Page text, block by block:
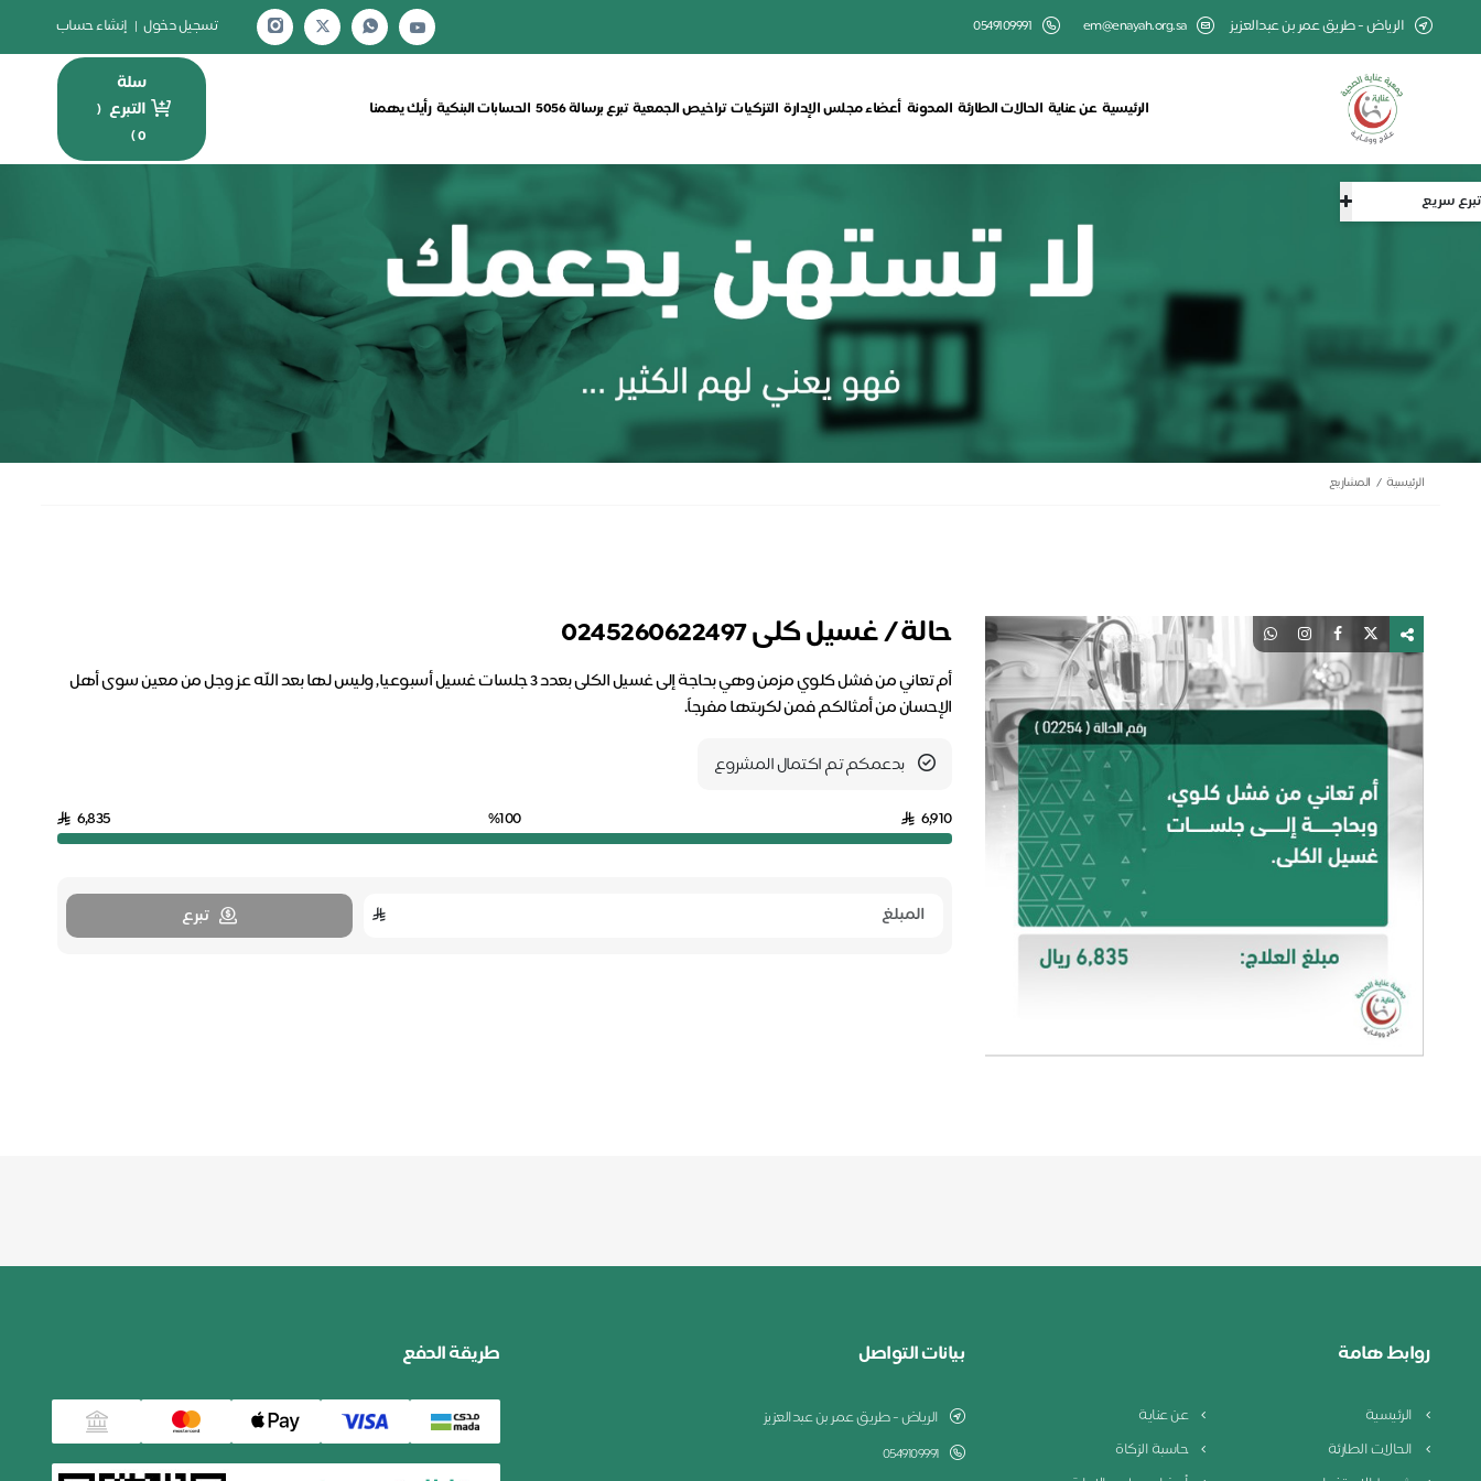
تبرع سريع
الرياض - طريق عمر بن عبدالعزيز em@enayah.org.sa
0549109991 تسجيل دخول | إنشاء حساب
الرئيسية عن عناية الحالات الطارئة المدونة أعضاء مجلس الإدارة التزكيات تراخيص الجمعية تبرع برسالة 5056 الحسابات البنكية رأيك يهمنا
سلة
التبرع (
0
)
الرئيسية المشاريع
حالة / غسيل كلى 0245260622497
أم تعاني من فشل كلوي مزمن وهي بحاجة إلى غسيل الكلى بعدد 3 جلسات غسيل أسبوعيا, وليس لها بعد الله عز وجل من معين سوى أهل
الإحسان من أمثالكم فمن لكربتها مفرجاً.
بدعمكم تم اكتمال المشروع
6,910
%100
6,835
تبرع
روابط هامة
الرئيسية
عن عناية
الحالات الطارئة
حاسبة الزكاة
بيانات التواصل
الرياض - طريق عمر بن عبدالعزيز
0549109991
طريقة الدفع